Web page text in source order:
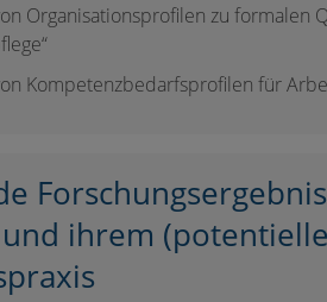
Organisationsprofilen zu formalen
Kompetenzbedarfsprofilen für
ihrem